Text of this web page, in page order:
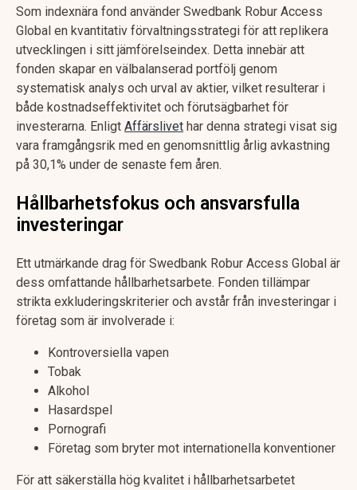
Som indexnära fond använder Swedbank Robur Access
Global en kvantitativ förvaltningsstrategi för att replikera
utvecklingen i sitt jämförelseindex. Detta innebär att
fonden skapar en välbalanserad portfölj genom
systematisk analys och urval av aktier, vilket resulterar i
både kostnadseffektivitet och förutsägbarhet för
investerarna. Enligt Affärslivet har denna strategi visat sig
vara framgångsrik med en genomsnittlig årlig avkastning
på 30,1% under de senaste fem åren.
Hållbarhetsfokus och ansvarsfulla
investeringar
Ett utmärkande drag för Swedbank Robur Access Global är
dess omfattande hållbarhetsarbete. Fonden tillämpar
strikta exkluderingskriterier och avstår från investeringar i
företag som är involverade i:
Kontroversiella vapen
Tobak
Alkohol
Hasardspel
Pornografi
Företag som bryter mot internationella konventioner
För att säkerställa hög kvalitet i hållbarhetsarbetet